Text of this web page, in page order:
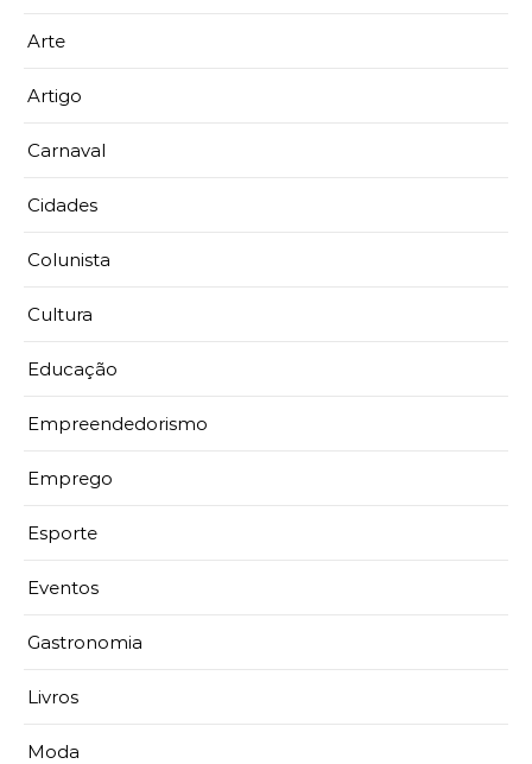
Arte
Artigo
Carnaval
Cidades
Colunista
Cultura
Educação
Empreendedorismo
Emprego
Esporte
Eventos
Gastronomia
Livros
Moda